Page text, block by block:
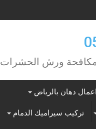
ومكافحة ورش الحشرات
اعمال دهان بالرياض
تركيب سيراميك الدمام